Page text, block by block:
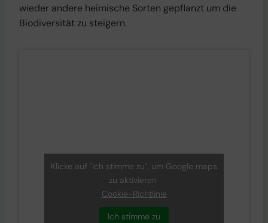
wieder andere heimische Sorten gepflanzt um die
Biodiversität zu steigern.
Klicke auf "Ich stimme zu", um Google maps
zu aktivieren
Cookie-Richtlinie
Ich stimme zu